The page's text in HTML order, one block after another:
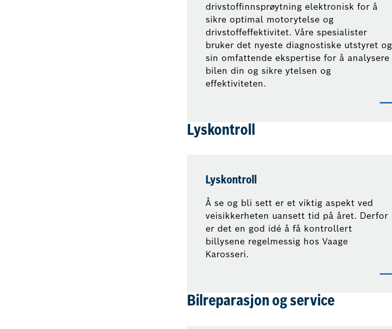
drivstoffinnsprøytning elektronisk for å
sikre optimal motorytelse og
drivstoffeffektivitet. Våre spesialister
bruker det nyeste diagnostiske utstyret og
sin omfattende ekspertise for å analysere
bilen din og sikre ytelsen og
effektiviteten.
Lyskontroll
Lyskontroll
Å se og bli sett er et viktig aspekt ved
veisikkerheten uansett tid på året. Derfor
er det en god idé å få kontrollert
billysene regelmessig hos Vaage
Karosseri.
Bilreparasjon og service